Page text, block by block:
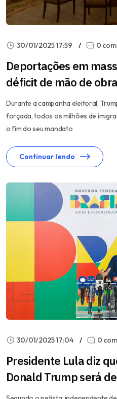
30/01/2025 17:59 0
Deportações em
déficit de mão de
Durante a campanha eleitoral,
forçada, todos os milhões de
o fim do seu mandato
Continuar lendo
30/01/2025 17:04 0
Presidente Lula diz
Donald Trump será